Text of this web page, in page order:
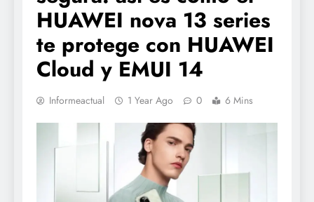
HUAWEI nova 13 series
te protege con HUAWEI
Cloud y EMUI 14
Informeactual 1 Year Ago 0 6 Mins